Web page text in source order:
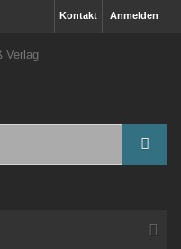
Anmelden
Kontakt